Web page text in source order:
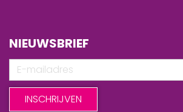
NIEUWSBRIEF